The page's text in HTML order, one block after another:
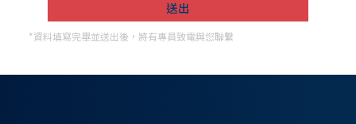
*資料填寫完畢並送出後，將有專員致電與您聯繫